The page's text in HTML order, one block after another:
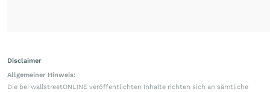
Disclaimer
Allgemeiner Hinweis:
Die bei wallstreetONLINE veröffentlichten Inhalte richten sich an sämtliche